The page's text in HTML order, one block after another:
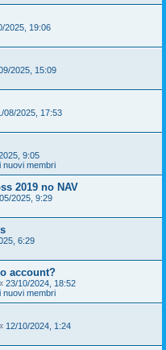
2025, 19:06
2025, 15:09
08/2025, 17:53
9:05
nuovi membri
2019 no NAV
2025, 9:29
6:29
account?
23/10/2024, 18:52
nuovi membri
12/10/2024, 1:24